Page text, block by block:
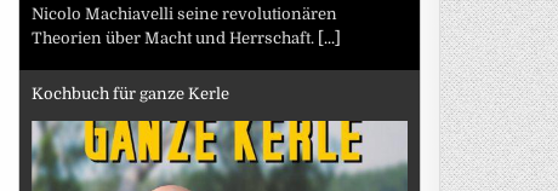
Nicolo Machiavelli seine revolutionären
Theorien über Macht und Herrschaft. [...]
Kochbuch für ganze Kerle